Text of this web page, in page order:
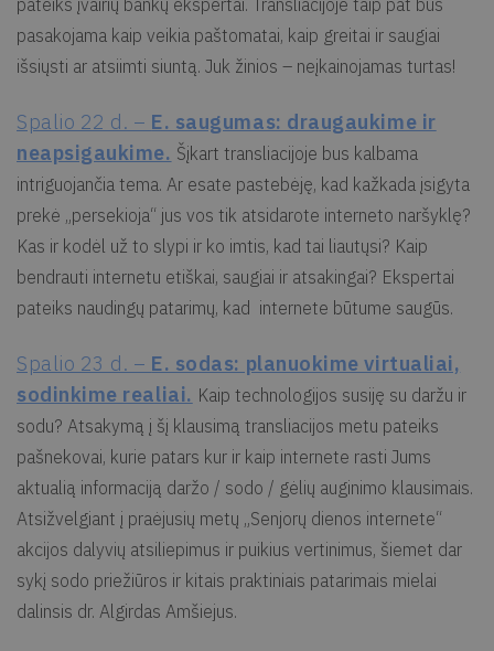
pateiks įvairių bankų ekspertai. Transliacijoje taip pat bus
pasakojama kaip veikia paštomatai, kaip greitai ir saugiai
išsiųsti ar atsiimti siuntą. Juk žinios – neįkainojamas turtas!
Spalio 22 d. – E. saugumas: draugaukime ir
neapsigaukime. Šįkart transliacijoje bus kalbama
intriguojančia tema. Ar esate pastebėję, kad kažkada įsigyta
prekė „persekioja“ jus vos tik atsidarote interneto naršyklę?
Kas ir kodėl už to slypi ir ko imtis, kad tai liautųsi? Kaip
bendrauti internetu etiškai, saugiai ir atsakingai? Ekspertai
pateiks naudingų patarimų, kad internete būtume saugūs.
Spalio 23 d. – E. sodas: planuokime virtualiai,
sodinkime realiai. Kaip technologijos susiję su daržu ir
sodu? Atsakymą į šį klausimą transliacijos metu pateiks
pašnekovai, kurie patars kur ir kaip internete rasti Jums
aktualią informaciją daržo / sodo / gėlių auginimo klausimais.
Atsižvelgiant į praėjusių metų „Senjorų dienos internete“
akcijos dalyvių atsiliepimus ir puikius vertinimus, šiemet dar
sykį sodo priežiūros ir kitais praktiniais patarimais mielai
dalinsis dr. Algirdas Amšiejus.